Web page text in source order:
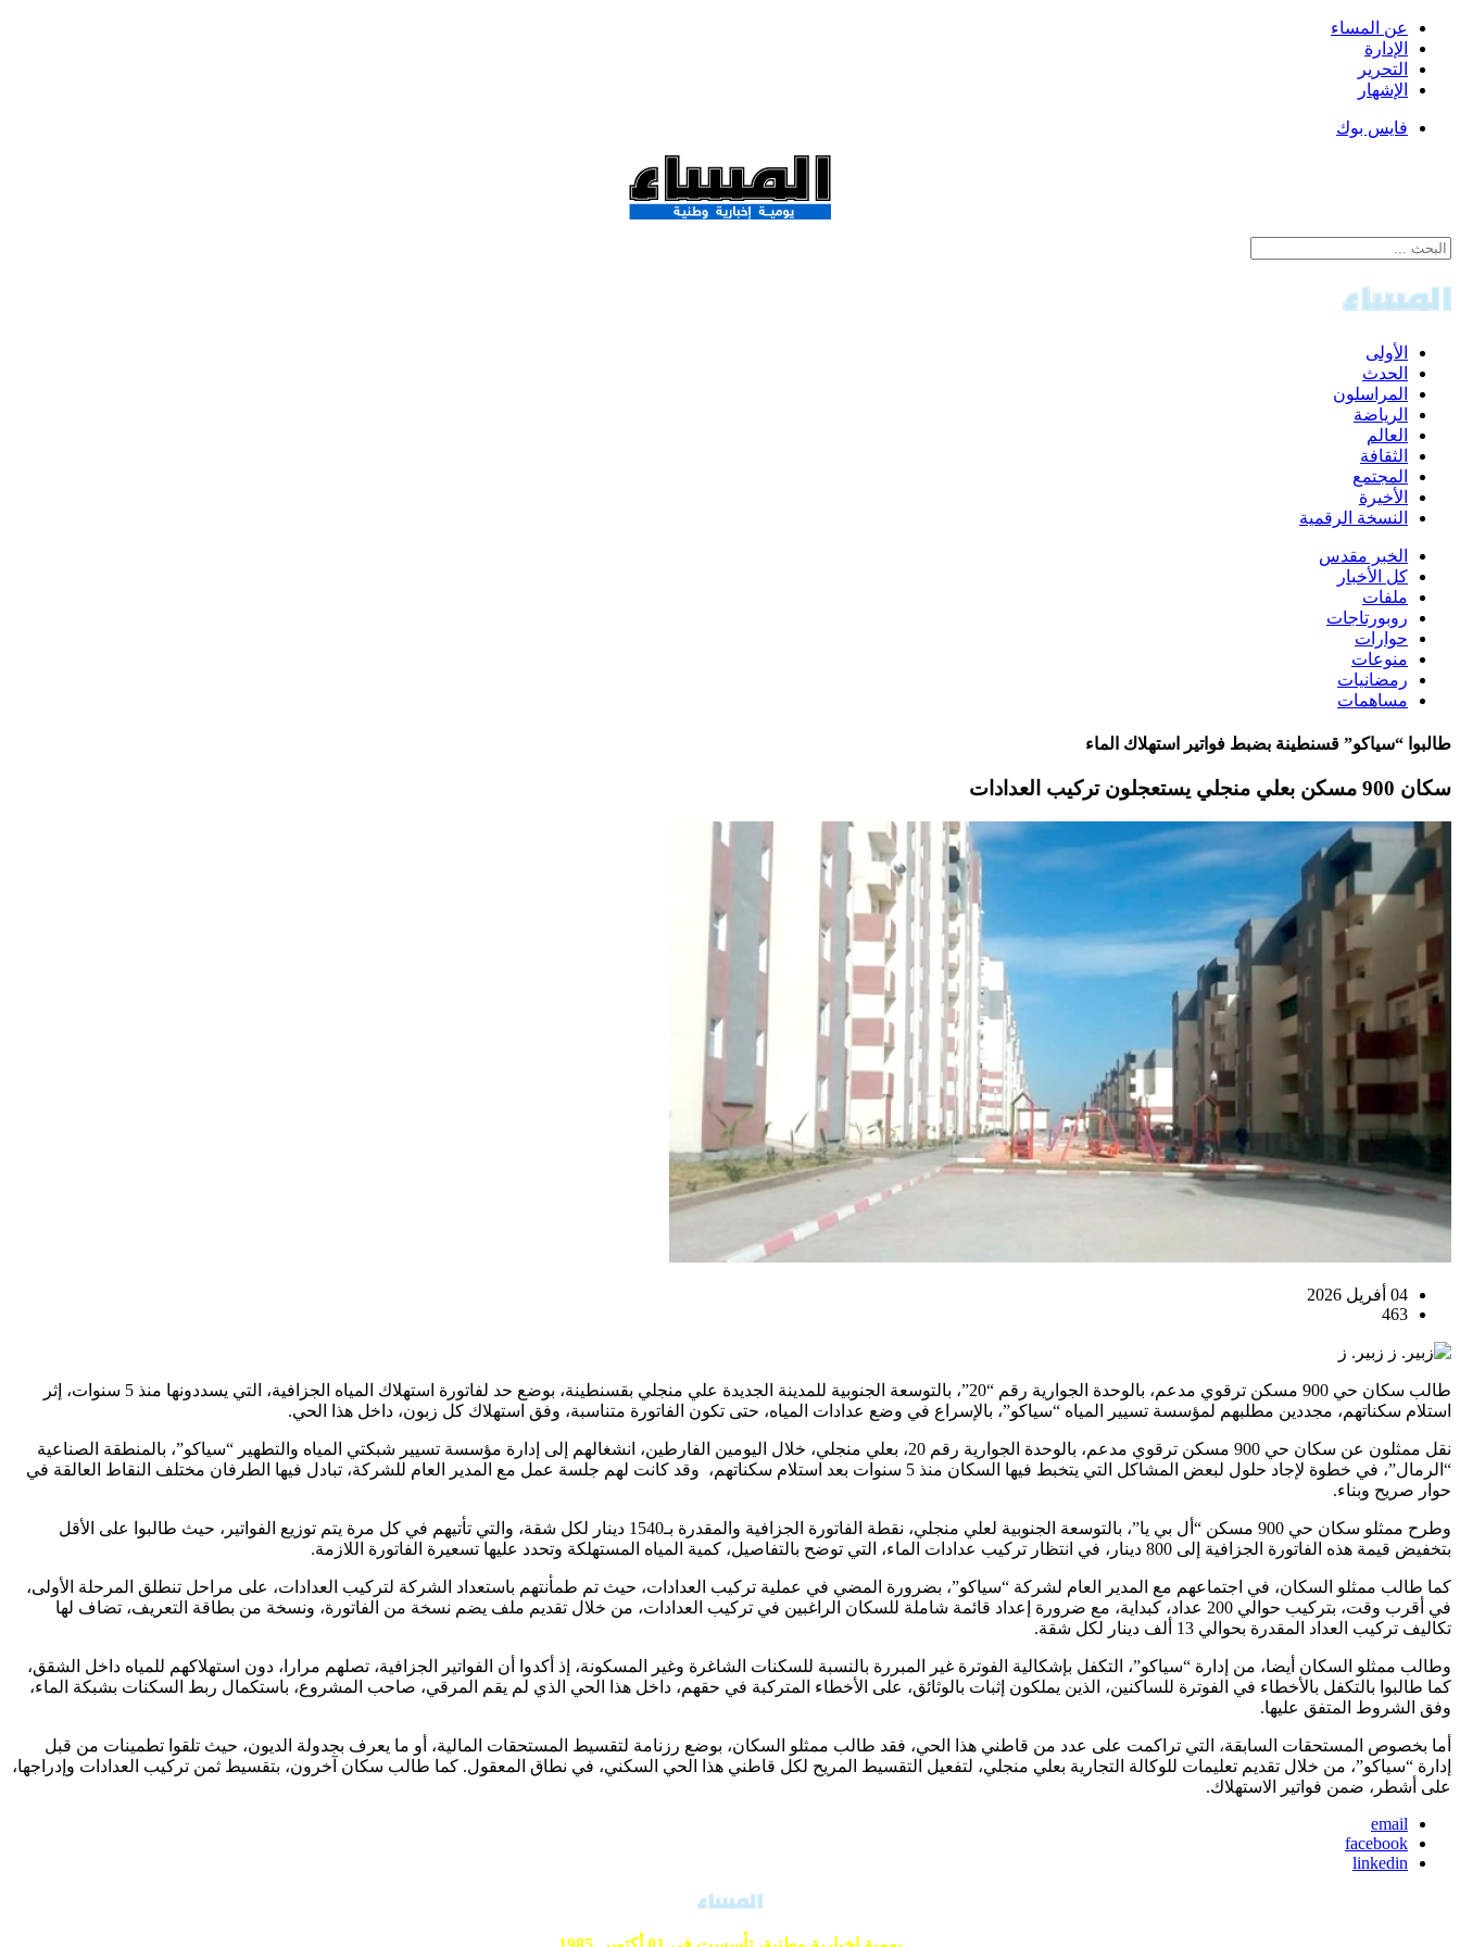
عن المساء
الإدارة
التحرير
الإشهار
فايس بوك
الأولى
الحدث
المراسلون
الرياضة
العالم
الثقافة
المجتمع
الأخيرة
النسخة الرقمية
الخبر مقدس
كل الأخبار
ملفات
روبورتاجات
حوارات
منوعات
رمضانيات
مساهمات
طالبوا “سياكو” قسنطينة بضبط فواتير استهلاك الماء
سكان 900 مسكن بعلي منجلي يستعجلون تركيب العدادات
04 أفريل 2026
463
زبير. ز
طالب سكان حي 900 مسكن ترقوي مدعم، بالوحدة الجوارية رقم “20”، بالتوسعة الجنوبية للمدينة الجديدة علي منجلي بقسنطينة، بوضع حد لفاتورة استهلاك المياه الجزافية، التي يسددونها منذ 5 سنوات، إثر
استلام سكناتهم، مجددين مطلبهم لمؤسسة تسيير المياه “سياكو”، بالإسراع في وضع عدادات المياه، حتى تكون الفاتورة متناسبة، وفق استهلاك كل زبون، داخل هذا الحي.
نقل ممثلون عن سكان حي 900 مسكن ترقوي مدعم، بالوحدة الجوارية رقم 20، بعلي منجلي، خلال اليومين الفارطين، انشغالهم إلى إدارة مؤسسة تسيير شبكتي المياه والتطهير “سياكو”، بالمنطقة الصناعية
“الرمال”، في خطوة لإجاد حلول لبعض المشاكل التي يتخبط فيها السكان منذ 5 سنوات بعد استلام سكناتهم، وقد كانت لهم جلسة عمل مع المدير العام للشركة، تبادل فيها الطرفان مختلف النقاط العالقة في
حوار صريح وبناء.
وطرح ممثلو سكان حي 900 مسكن “أل بي يا”، بالتوسعة الجنوبية لعلي منجلي، نقطة الفاتورة الجزافية والمقدرة بـ1540 دينار لكل شقة، والتي تأتيهم في كل مرة يتم توزيع الفواتير، حيث طالبوا على الأقل
بتخفيض قيمة هذه الفاتورة الجزافية إلى 800 دينار، في انتظار تركيب عدادات الماء، التي توضح بالتفاصيل، كمية المياه المستهلكة وتحدد عليها تسعيرة الفاتورة اللازمة.
كما طالب ممثلو السكان، في اجتماعهم مع المدير العام لشركة “سياكو”، بضرورة المضي في عملية تركيب العدادات، حيث تم طمأنتهم باستعداد الشركة لتركيب العدادات، على مراحل تنطلق المرحلة الأولى،
في أقرب وقت، بتركيب حوالي 200 عداد، كبداية، مع ضرورة إعداد قائمة شاملة للسكان الراغبين في تركيب العدادات، من خلال تقديم ملف يضم نسخة من الفاتورة، ونسخة من بطاقة التعريف، تضاف لها
تكاليف تركيب العداد المقدرة بحوالي 13 ألف دينار لكل شقة.
وطالب ممثلو السكان أيضا، من إدارة “سياكو”، التكفل بإشكالية الفوترة غير المبررة بالنسبة للسكنات الشاغرة وغير المسكونة، إذ أكدوا أن الفواتير الجزافية، تصلهم مرارا، دون استهلاكهم للمياه داخل الشقق،
كما طالبوا بالتكفل بالأخطاء في الفوترة للساكنين، الذين يملكون إثبات بالوثائق، على الأخطاء المتركبة في حقهم، داخل هذا الحي الذي لم يقم المرقي، صاحب المشروع، باستكمال ربط السكنات بشبكة الماء،
وفق الشروط المتفق عليها.
أما بخصوص المستحقات السابقة، التي تراكمت على عدد من قاطني هذا الحي، فقد طالب ممثلو السكان، بوضع رزنامة لتقسيط المستحقات المالية، أو ما يعرف بجدولة الديون، حيث تلقوا تطمينات من قبل
إدارة “سياكو”، من خلال تقديم تعليمات للوكالة التجارية بعلي منجلي، لتفعيل التقسيط المريح لكل قاطني هذا الحي السكني، في نطاق المعقول. كما طالب سكان آخرون، بتقسيط ثمن تركيب العدادات وإدراجها،
على أشطر، ضمن فواتير الاستهلاك.
email
facebook
linkedin